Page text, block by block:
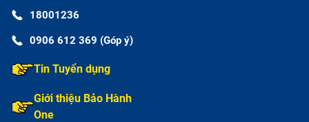
18001236
0906 612 369 (Góp ý)
Tin Tuyển dụng
Giới thiệu Bảo Hành
One